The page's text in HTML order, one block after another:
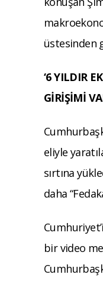
üstesinden
‘6 YILDIR
GİRİŞİMİ
eliyle
sırtına
daha
bir video